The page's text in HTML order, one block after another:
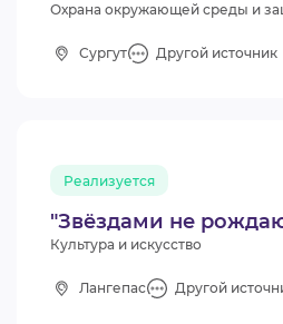
Охрана окружающей среды и
Сургут Другой источник
"Звёздами не
Реализуется
Культура и искусство
Лангепас Другой